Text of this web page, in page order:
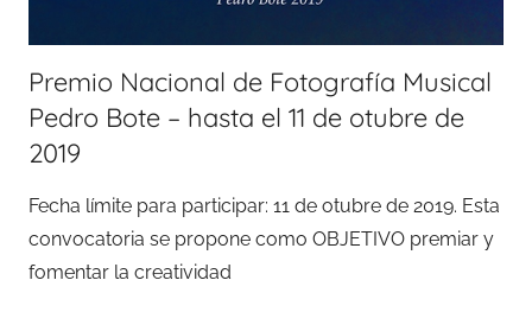
Premio Nacional de Fotografía Musical
Pedro Bote – hasta el 11 de otubre de
2019
Fecha límite para participar: 11 de otubre de 2019. Esta
convocatoria se propone como OBJETIVO premiar y
fomentar la creatividad